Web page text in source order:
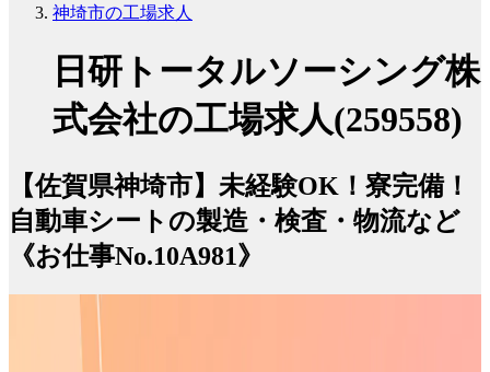
神埼市の工場求人
日研トータルソーシング株
式会社の工場求人(259558)
【佐賀県神埼市】未経験OK！寮完備！
自動車シートの製造・検査・物流など
《お仕事No.10A981》